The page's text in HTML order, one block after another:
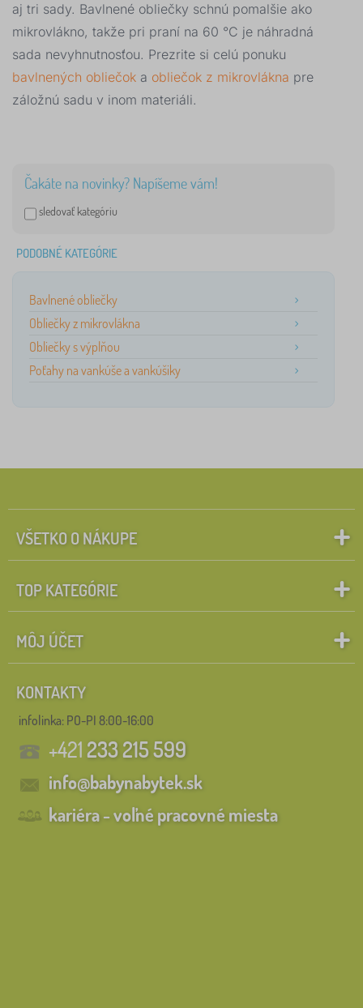
aj tri sady. Bavlnené obliečky schnú pomalšie ako
mikrovlákno, takže pri praní na 60 °C je náhradná
sada nevyhnutnosťou. Prezrite si celú ponuku
bavlnených obliečok a obliečok z mikrovlákna pre
záložnú sadu v inom materiáli.
Čakáte na novinky? Napíšeme vám!
sledovať kategóriu
PODOBNÉ KATEGÓRIE
Bavlnené obliečky
Obliečky z mikrovlákna
Obliečky s výplňou
Poťahy na vankúše a vankúšiky
VŠETKO O NÁKUPE
TOP KATEGÓRIE
MÔJ ÚČET
KONTAKTY
infolinka: PO-PI 8:00-16:00
+421233 215 599
info@babynabytek.sk
kariéra - voľné pracovné miesta